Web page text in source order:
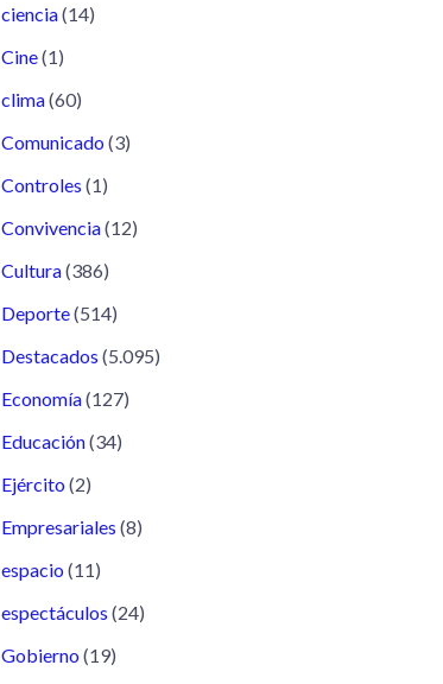
ciencia(14)
Cine(1)
clima(60)
Comunicado (3)
Controles (1)
Convivencia(12)
Cultura(386)
Deporte(514)
Destacados (5.095)
Economía(127)
Educación(34)
Ejército (2)
Empresariales (8)
espacio (11)
espectáculos (24)
Gobierno (19)